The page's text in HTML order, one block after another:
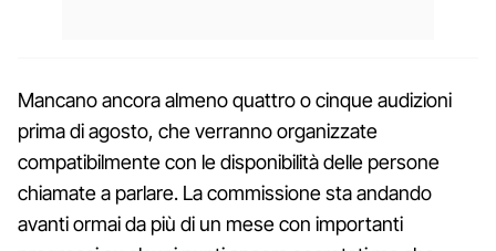
Mancano ancora almeno quattro o cinque audizioni
prima di agosto, che verranno organizzate
compatibilmente con le disponibilità delle persone
chiamate a parlare. La commissione sta andando
avanti ormai da più di un mese con importanti